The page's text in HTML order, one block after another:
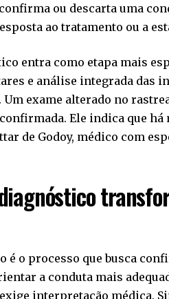
ou descarta uma
ao tratamento ou a
entra como etapa mais
e análise integrada das
Um exame alterado no
Ele indica que
de Godoy, médico com
é o processo que busca
a conduta mais
interpretação médica.